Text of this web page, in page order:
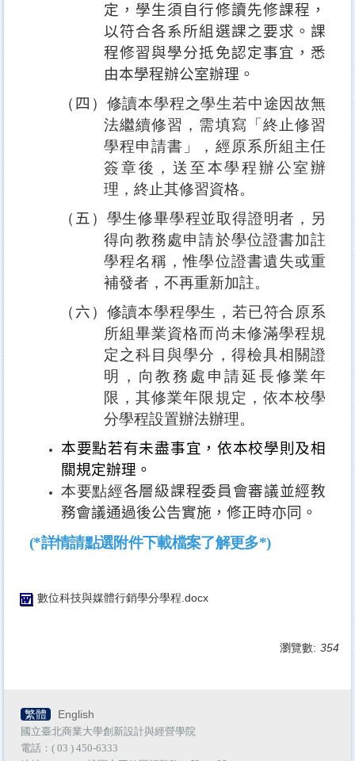
定，學生須自行修讀先修課程，
以符合各系所組選課之要求。課
程修習與學分抵免認定事宜，悉
由本學程辦公室辦理。
（ 四 ）修讀本學程之學生若中途因故無
法繼續修習，需填寫「終止修習
學程申請書」，經原系所組主任
簽章後，送至本學程辦公室辦
理，終止其修習資格。
（ 五 ）學生修畢學程並取得證明者，另
得向教務處申請於學位證書加註
學程名稱，惟學位證書遺失或重
補發者，不再重新加註。
（ 六 ）修讀本學程學生，若已符合原系
所組畢業資格而尚未修滿學程規
定之科目與學分，得檢具相關證
明，向教務處申請延長修業年
限，其修業年限規定，依本校學
分學程設置辦法辦理。
本要點若有未盡事宜，依本校學則及相
關規定辦理。
本要點經各層級課程委員會審議並經教
務會議通過後公告實施，修正時亦同。
(*詳情請點選附件下載檔案了解更多*)
數位科技與媒體行銷學分學程.docx
瀏覽數: 354
繁體 English
國立臺北商業大學創新設計與經營學院
電話：( 03 ) 450-6333